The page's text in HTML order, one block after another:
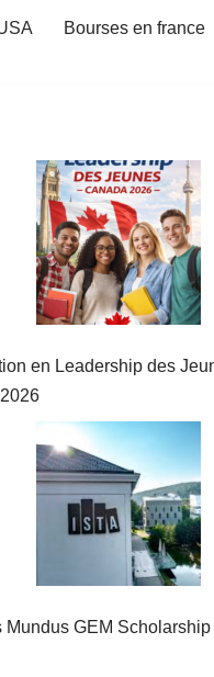
Bourses en france
en Leadership des
Mundus GEM